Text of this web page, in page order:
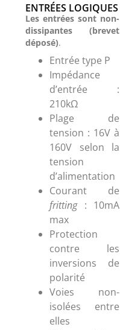
ENTRÉES LOGIQUES
Les entrées sont non-
dissipantes (brevet
déposé).
Entrée type P
Impédance
d’entrée :
210kΩ
Plage de
tension : 16V à
160V selon la
tension
d’alimentation
Courant de
fritting: 10mA
max
Protection
contre les
inversions de
polarité
Voies non-
isolées entre
elles